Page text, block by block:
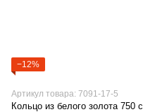
−12%
Артикул товара: 7091-17-5
Кольцо из белого золота 750 с